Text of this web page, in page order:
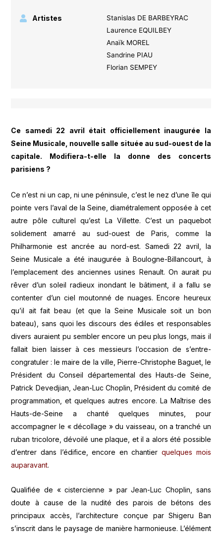
Artistes
Stanislas DE BARBEYRAC
Laurence EQUILBEY
Anaïk MOREL
Sandrine PIAU
Florian SEMPEY
Ce samedi 22 avril était officiellement inaugurée la
Seine Musicale, nouvelle salle située au sud-ouest de la
capitale. Modifiera-t-elle la donne des concerts
parisiens ?
Ce n’est ni un cap, ni une péninsule, c’est le nez d’une île qui
pointe vers l’aval de la Seine, diamétralement opposée à cet
autre pôle culturel qu’est La Villette. C’est un paquebot
solidement amarré au sud-ouest de Paris, comme la
Philharmonie est ancrée au nord-est. Samedi 22 avril, la
Seine Musicale a été inaugurée à Boulogne-Billancourt, à
l’emplacement des anciennes usines Renault. On aurait pu
rêver d’un soleil radieux inondant le bâtiment, il a fallu se
contenter d’un ciel moutonné de nuages. Encore heureux
qu’il ait fait beau (et que la Seine Musicale soit un bon
bateau), sans quoi les discours des édiles et responsables
divers auraient pu sembler encore un peu plus longs, mais il
fallait bien laisser à ces messieurs l’occasion de s’entre-
congratuler : le maire de la ville, Pierre-Christophe Baguet, le
Président du Conseil départemental des Hauts-de Seine,
Patrick Devedjian, Jean-Luc Choplin, Président du comité de
programmation, et quelques autres encore. La Maîtrise des
Hauts-de-Seine a chanté quelques minutes, pour
accompagner le « décollage » du vaisseau, on a tranché un
ruban tricolore, dévoilé une plaque, et il a alors été possible
d’entrer dans l’édifice, encore en chantierquelques mois
auparavant.
Qualifiée de « cistercienne » par Jean-Luc Choplin, sans
doute à cause de la nudité des parois de bétons des
principaux accès, l’architecture conçue par Shigeru Ban
s’inscrit dans le paysage de manière harmonieuse. L’élément